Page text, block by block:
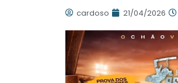
cardoso 21/04/2026